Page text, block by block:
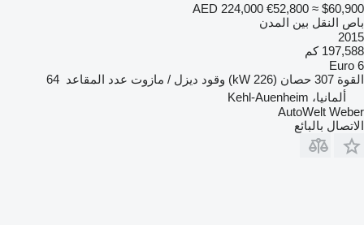
AED 224,000 €52,800 ≈ $60,900
باص النقل بين المدن
2015
197,588 كم
Euro 6
القوة 307 حصان (226 kW) وقود ديزل / مازوت عدد المقاعد 64
ألمانيا، Kehl-Auenheim
AutoWelt Weber
الاتصال بالبائع